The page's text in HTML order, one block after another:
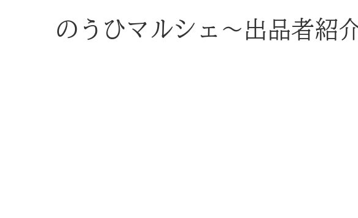
のうひマルシェ〜出品者紹